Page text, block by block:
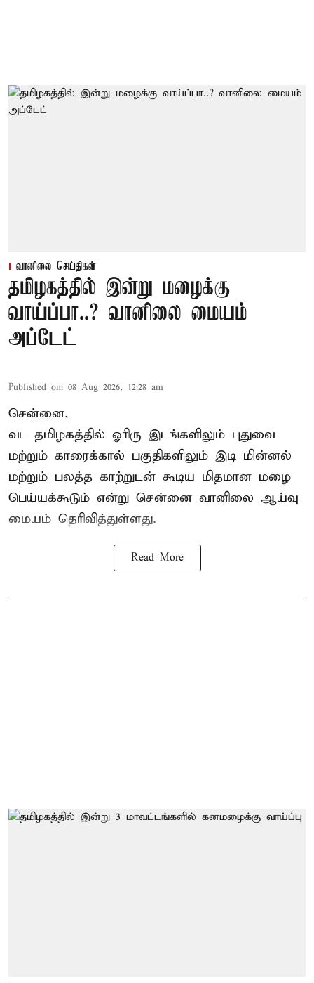
வானிலை செய்திகள்
தமிழகத்தில் இன்று மழைக்கு
வாய்ப்பா..? வானிலை மையம்
அப்டேட்
Published on: 08 Aug 2026, 12:28 am
சென்னை,
வட தமிழகத்தில் ஓரிரு இடங்களிலும் புதுவை
மற்றும் காரைக்கால் பகுதிகளிலும் இடி மின்னல்
மற்றும் பலத்த காற்றுடன் கூடிய மிதமான மழை
பெய்யக்கூடும் என்று சென்னை வானிலை ஆய்வு
மையம் தெரிவித்துள்ளது.
Read More